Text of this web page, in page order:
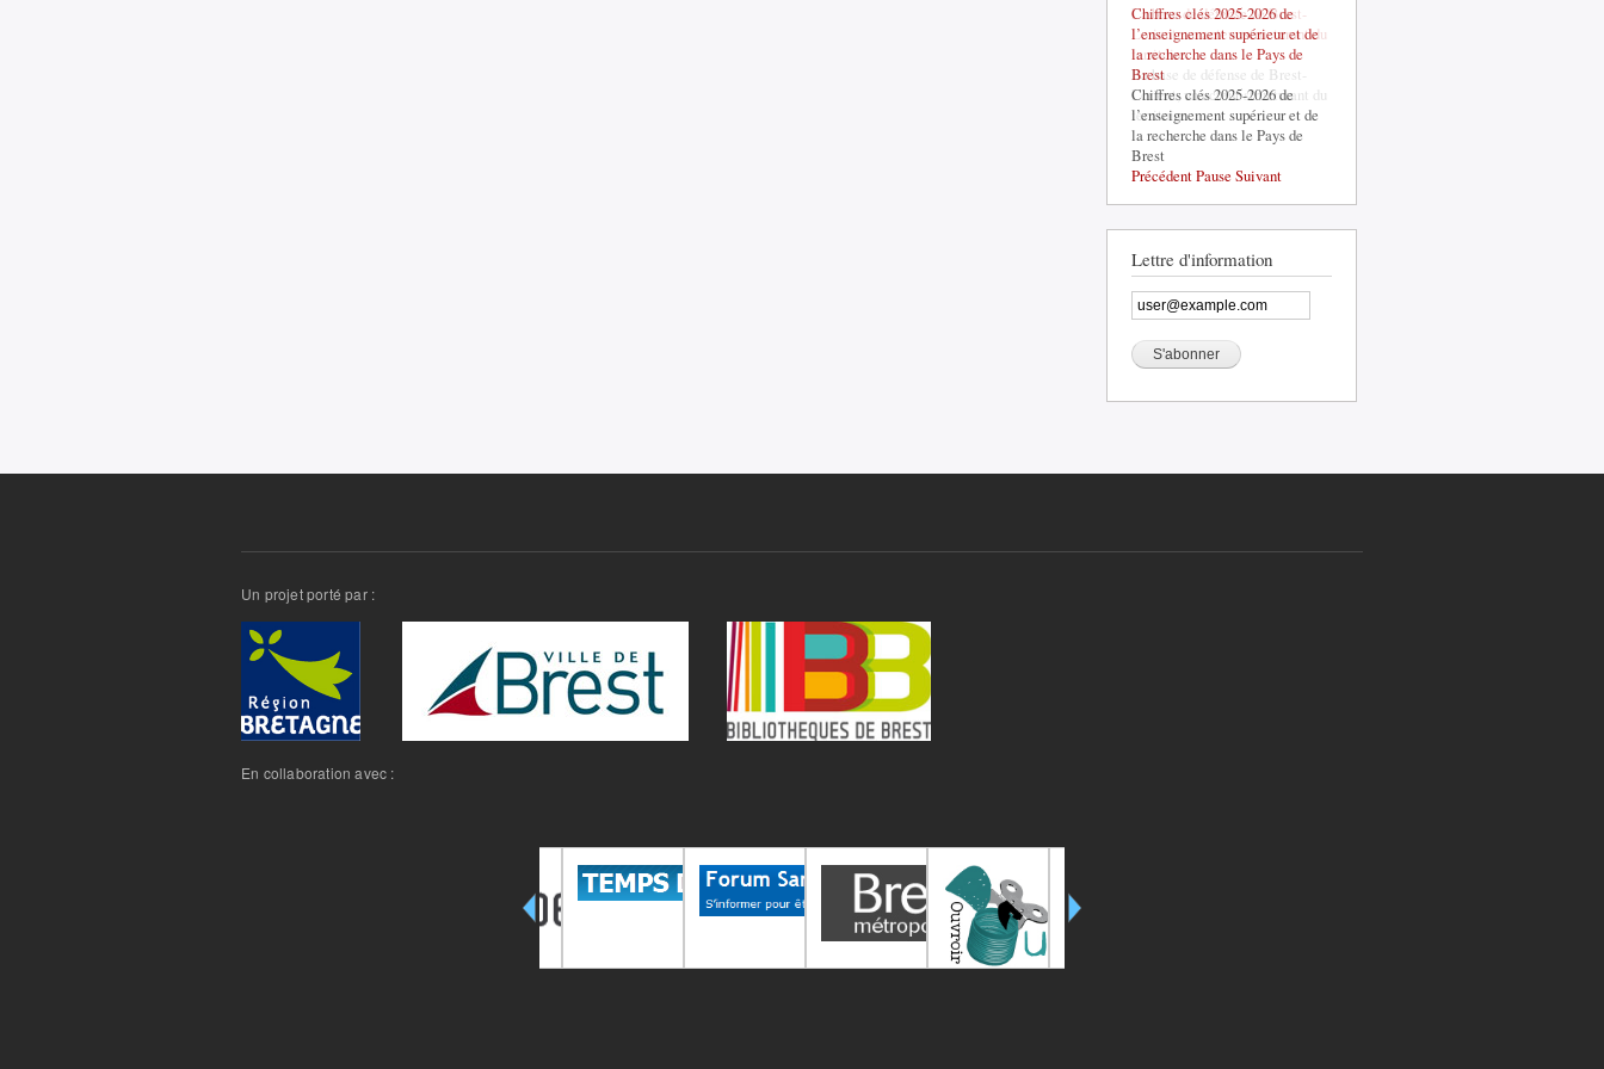
Chiffres clés 2025-2026 de
l’enseignement supérieur et de
la recherche dans le Pays de
Brest
Chiffres clés 2025-2026 de
l’enseignement supérieur et de
la recherche dans le Pays de
Brest
La base de défense de Brest-
Lorient, un acteur structurant du
territoire
La base de défense de Brest-
Lorient, un acteur structurant du
territoire
PrécédentPause Suivant
Lettre d'information
Un projet porté par :
En collaboration avec :